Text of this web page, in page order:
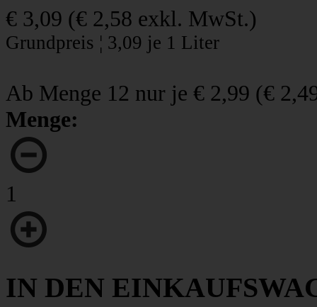
€ 3,09 (€ 2,58 exkl. MwSt.)
Grundpreis ¦ 3,09 je 1 Liter
Ab Menge 12 nur je € 2,99 (€
Menge:
1
IN DEN